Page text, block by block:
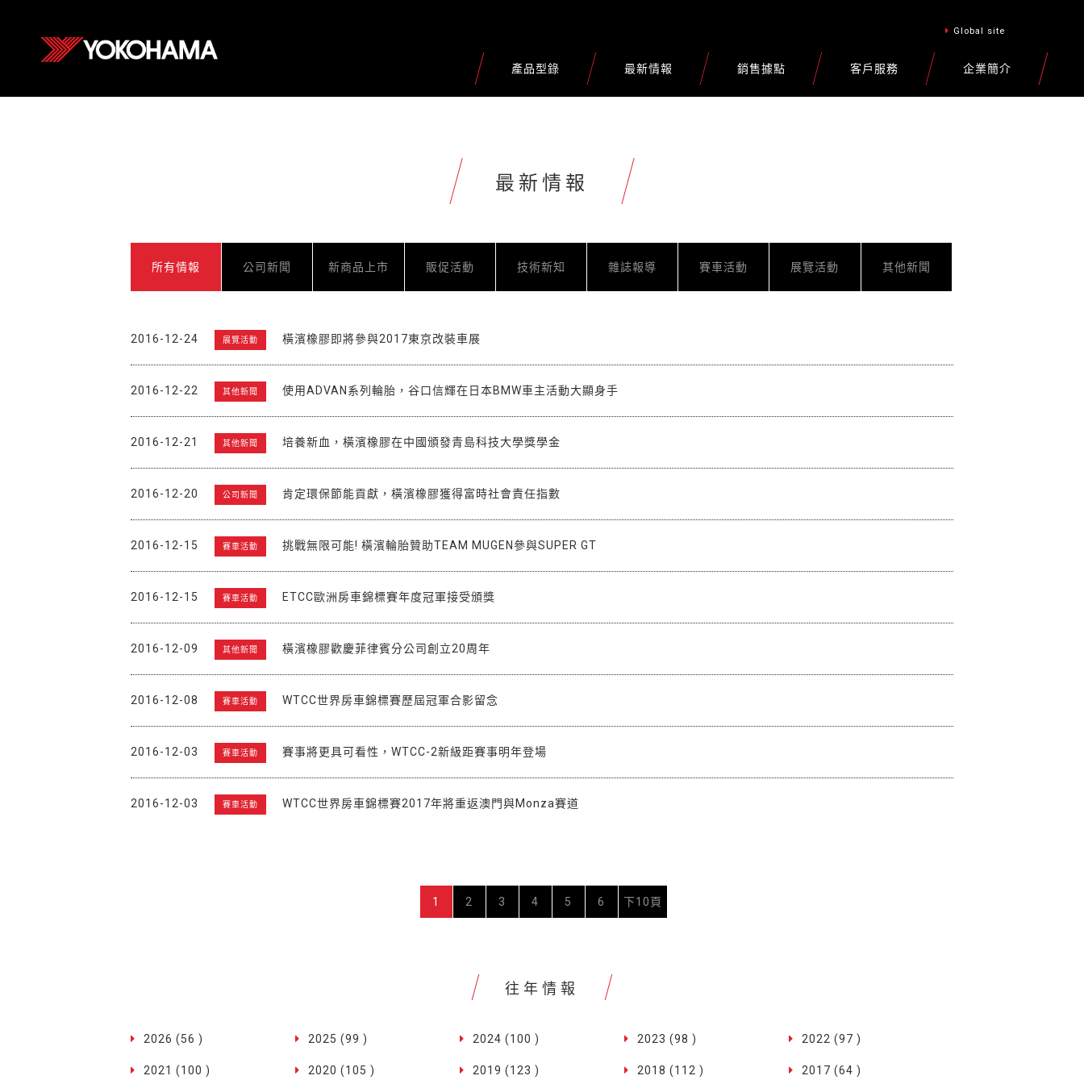
Global site
產品型錄 最新情報 銷售據點 客戶服務 企業簡介
最新情報
所有情報 公司新聞 新商品上市 販促活動 技術新知 雜誌報導 賽車活動 展覽活動 其他新聞
2016-12-24 展覽活動 橫濱橡膠即將參與2017東京改裝車展
2016-12-22 其他新聞 使用ADVAN系列輪胎，谷口信輝在日本BMW車主活動大顯身手
2016-12-21 其他新聞 培養新血，橫濱橡膠在中國頒發青島科技大學獎學金
2016-12-20 公司新聞 肯定環保節能貢獻，橫濱橡膠獲得富時社會責任指數
2016-12-15 賽車活動 挑戰無限可能! 橫濱輪胎贊助TEAM MUGEN參與SUPER GT
2016-12-15 賽車活動 ETCC歐洲房車錦標賽年度冠軍接受頒獎
2016-12-09 其他新聞 橫濱橡膠歡慶菲律賓分公司創立20周年
2016-12-08 賽車活動 WTCC世界房車錦標賽歷屆冠軍合影留念
2016-12-03 賽車活動 賽事將更具可看性，WTCC-2新級距賽事明年登場
2016-12-03 賽車活動 WTCC世界房車錦標賽2017年將重返澳門與Monza賽道
1 2 3 4 5 6 下10頁
往年情報
2026 (56 ) 2025 (99 ) 2024 (100 ) 2023 (98 ) 2022 (97 )
2021 (100 ) 2020 (105 ) 2019 (123 ) 2018 (112 ) 2017 (64 )